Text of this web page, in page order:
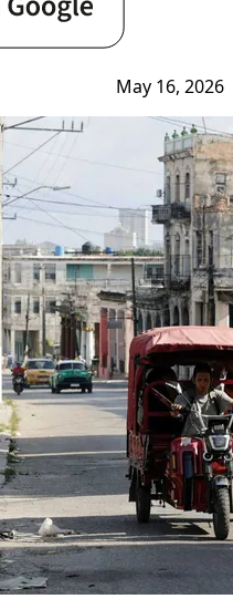
May 16, 2026